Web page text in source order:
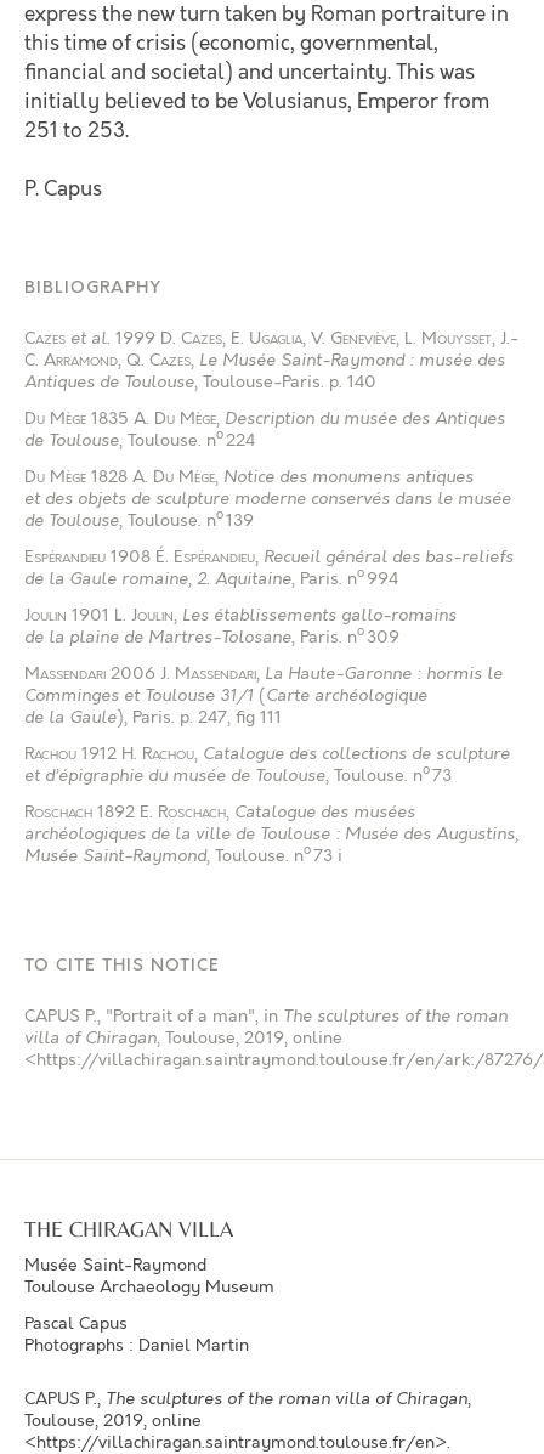
express the new turn taken by Roman portraiture in
this time of crisis (economic, governmental,
financial and societal) and uncertainty. This was
initially believed to be Volusianus, Emperor from
251 to 253.
P. Capus
BIBLIOGRAPHY
Cazes et al. 1999 D. Cazes, E. Ugaglia, V. Geneviève, L. Mouysset, J.-
C. Arramond, Q. Cazes, Le Musée Saint-Raymond : musée des
Antiques de Toulouse, Toulouse-Paris. p. 140
Du Mège 1835 A. Du Mège, Description du musée des Antiques
de Toulouse, Toulouse. no224
Du Mège 1828 A. Du Mège, Notice des monumens antiques
et des objets de sculpture moderne conservés dans le musée
de Toulouse, Toulouse. no139
Espérandieu 1908 É. Espérandieu, Recueil général des bas-reliefs
de la Gaule romaine, 2. Aquitaine, Paris. no 994
Joulin 1901 L. Joulin, Les établissements gallo-romains
de la plaine de Martres-Tolosane, Paris. no 309
Massendari 2006 J. Massendari, La Haute-Garonne : hormis le
Comminges et Toulouse 31/1 (Carte archéologique
de la Gaule), Paris. p. 247, fig 111
Rachou 1912 H. Rachou, Catalogue des collections de sculpture
et d’épigraphie du musée de Toulouse, Toulouse. no73
Roschach 1892 E. Roschach, Catalogue des musées
archéologiques de la ville de Toulouse : Musée des Augustins,
Musée Saint-Raymond, Toulouse. no73 i
TO CITE THIS NOTICE
CAPUS P., "Portrait of a man", in The sculptures of the roman
villa of Chiragan, Toulouse, 2019, online
<https://villachiragan.saintraymond.toulouse.fr/en/ark:/
THE CHIRAGAN VILLA
Musée Saint-Raymond
Toulouse Archaeology Museum
Pascal Capus
Photographs : Daniel Martin
CAPUS P., The sculptures of the roman villa of Chiragan,
Toulouse, 2019, online
<https://villachiragan.saintraymond.toulouse.fr/en>.